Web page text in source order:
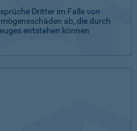
Dritter im Falle von
ab, die durch
entstehen können